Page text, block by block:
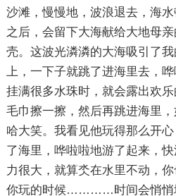
沙滩，慢慢地，波浪退去，海
之后，会留下大海献给大地母
壳。这波光潾潾的大海吸引了
上，一下子就跳了进海里去，
挂满很多水珠时，就会露出欢
毛巾擦一擦，然后再跳进海里
哈大笑。我看见他玩得那么开
了海里，哗啦啦地游了起来，
力很大，就算氼在水里不动，
你玩的时候…………时间会悄悄